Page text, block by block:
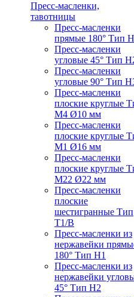
Пресс-масленки,
тавотницы
Пресс-масленки
прямые 180° Тип
Пресс-масленки
угловые 45° Тип
Пресс-масленки
угловые 90° Тип
Пресс-масленки
плоские круглые
M4 Ø10 мм
Пресс-масленки
плоские круглые
M1 Ø16 мм
Пресс-масленки
плоские круглые
M22 Ø22 мм
Пресс-масленки
плоские
шестигранные Тип
T1/B
Пресс-масленки из
нержавейки
180° Тип H1
Пресс-масленки из
нержавейки
45° Тип H2